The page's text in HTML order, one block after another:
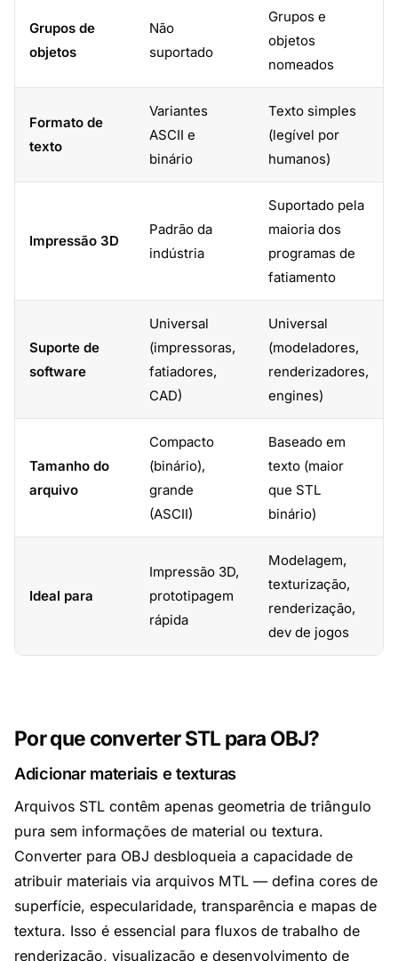
Grupos de
objetos
Não
suportado
Grupos e
objetos
nomeados
Formato de
texto
Variantes
ASCII e
binário
Texto simples
(legível por
humanos)
Impressão 3D
Padrão da
indústria
Suportado pela
maioria dos
programas de
fatiamento
Suporte de
software
Universal
(impressoras,
fatiadores,
CAD)
Universal
(modeladores,
renderizadores,
engines)
Tamanho do
arquivo
Compacto
(binário),
grande
(ASCII)
Baseado em
texto (maior
que STL
binário)
Ideal para
Impressão 3D,
prototipagem
rápida
Modelagem,
texturização,
renderização,
dev de jogos
Por que converter STL para OBJ?
Adicionar materiais e texturas
Arquivos STL contêm apenas geometria de triângulo
pura sem informações de material ou textura.
Converter para OBJ desbloqueia a capacidade de
atribuir materiais via arquivos MTL — defina cores de
superfície, especularidade, transparência e mapas de
textura. Isso é essencial para fluxos de trabalho de
renderização, visualização e desenvolvimento de